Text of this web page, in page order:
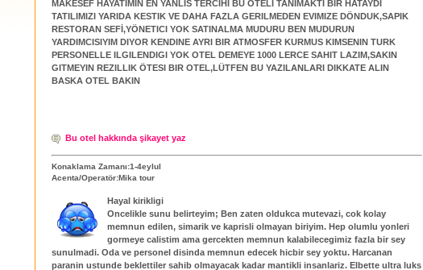
MAKESEF HAYATIMIN EN YANLIS TERCIHI BU OTELI TANIMAKTI BIR HATAYDI
TATILIMIZI YARIDA KESTIK VE DAHA FAZLA GERILMEDEN EVIMIZE DÖNDUK,SAPIK
RESTORAN SEFİ,YÖNETICI YOK SATINALMA MUDURU BEN MUDURUN
YARDIMCISIYIM DIYOR KENDINE AYRI BIR ATMOSFER KURMUS KIMSENIN TURK
PERSONELLE ILGILENDIGI YOK OTEL DEMEYE 1000 LERCE SAHIT LAZIM,SAKIN
GITMEYIN REZILLIK ÖTESI BIR OTEL,LÜTFEN BU YAZILANLARI DIKKATE ALIN
BASKA OTEL BAKIN
Bu otel hakkında şikayet yaz
Konaklama Zamanı:1-4eylul
Acenta/Operatör:Mika tour
Hayal kirikligi
Oncelikle sunu belirteyim; Ben zaten oldukca mutevazi, cok kolay
memnun edilen, simarik ve kaprisli olmayan biriyim. Hep olumlu yonleri
gormeye calistim ama gercekten memnun kalabilecegimiz fazla bir sey
sunulmadi. Oda ve personel disinda memnun edecek hicbir sey yoktu. Harcanan
paranin ustunde beklettiler sahib olmayacak kadar mantikli insanlariz. Elbette ultra luks